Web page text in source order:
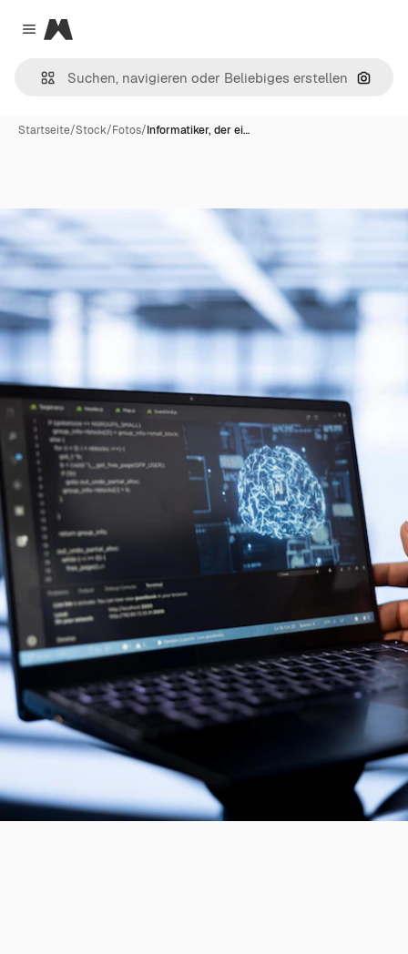
Close menu
Magnific
Nach
Startseite/Stock/Fotos/Informatiker, der ei…